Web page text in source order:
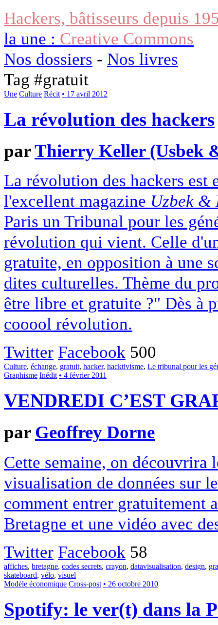
Hackers, bâtisseurs depuis
la une : Creative Commons
Nos dossiers - Nos livres
Tag #gratuit
Une Culture Récit • 17 avril 2012
La révolution des hackers
parThierry Keller (Usbek
La révolution des hackers est
l'excellent magazine Uzbek &
Paris un Tribunal pour les
révolution qui vient. Celle
gratuite, en opposition à une
dites culturelles. Thème du
être libre et gratuite ?" Dès à
cooool révolution.
Twitter Facebook 500
Culture, échange, gratuit, hacker, hacktivisme, Le tribunal pour les
Graphisme Inédit • 4 février 2011
VENDREDI C’EST
par Geoffrey Dorne
Cette semaine, on découvrira
visualisation de données sur
comment entrer gratuitement
Bretagne et une vidéo avec
Twitter Facebook 58
affiches, bretagne, codes secrets, crayon, datavisualisation, design,
skateboard, vélo, visuel
Modèle économique Cross-post • 26 octobre 2010
Spotify: le ver(t) dans la